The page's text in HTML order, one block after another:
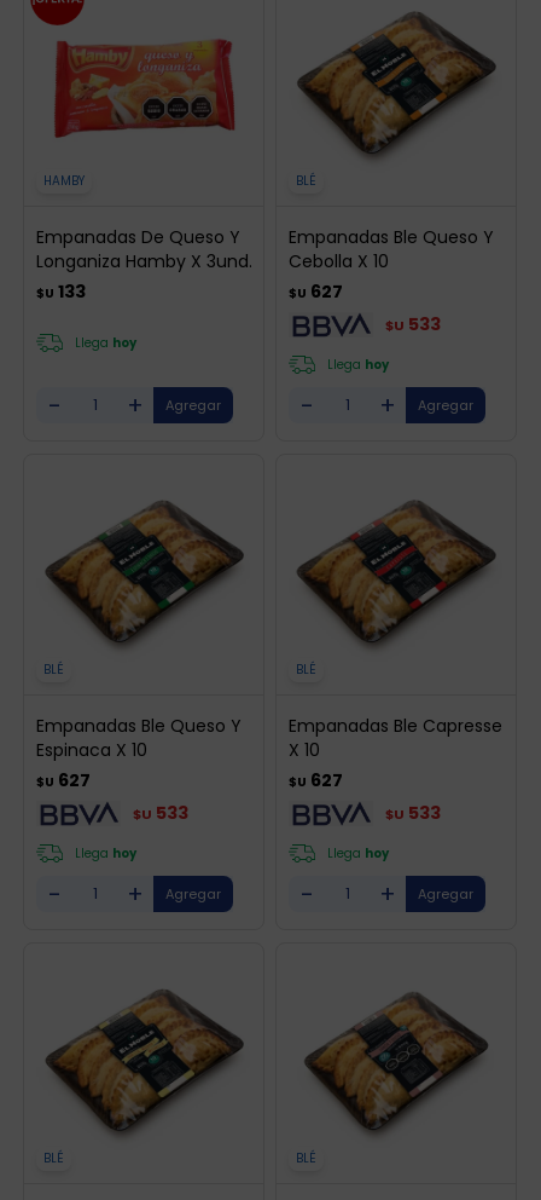
HAMBY
Empanadas De Queso Y
Longaniza Hamby X 3und.
$U 133
Llega hoy
- +
BLÉ
Empanadas Ble Queso Y
Cebolla X 10
$U 627
$U 533
Llega hoy
- +
BLÉ
Empanadas Ble Queso Y
Espinaca X 10
$U 627
$U 533
Llega hoy
- +
BLÉ
Empanadas Ble Capresse
X 10
$U 627
$U 533
Llega hoy
- +
BLÉ BLÉ